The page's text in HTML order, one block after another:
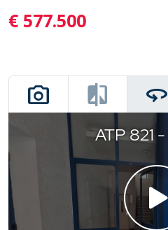
€ 577.500
photo_camera compare 360